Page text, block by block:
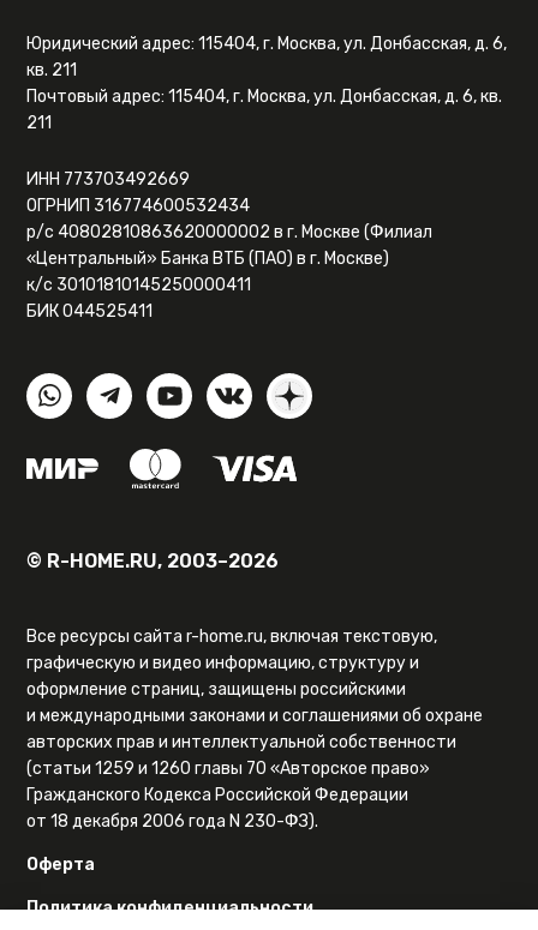
Юридический адрес: 115404, г. Москва, ул. Донбасская, д. 6,
кв. 211
Почтовый адрес: 115404, г. Москва, ул. Донбасская, д. 6, кв.
211
ИНН 773703492669
ОГРНИП 316774600532434
р/с 40802810863620000002 в г. Москве (Филиал
«Центральный» Банка ВТБ (ПАО) в г. Москве)
к/с 30101810145250000411
БИК 044525411
© R-HOME.RU, 2003–2026
Все ресурсы сайта r-home.ru, включая текстовую,
графическую и видео информацию, структуру и
оформление страниц, защищены российскими
и международными законами и соглашениями об охране
авторских прав и интеллектуальной собственности
(статьи 1259 и 1260 главы 70 «Авторское право»
Гражданского Кодекса Российской Федерации
от 18 декабря 2006 года N 230-ФЗ).
Оферта
Политика конфиденциальности